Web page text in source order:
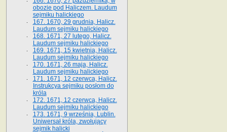
obozie pod Haliczem. Laudum
sejmiku halickiego
167. 1670, 29 grudnia, Halicz.
Laudum sejmiku halickiego
168. 1671, 27 lutego, Halicz.
Laudum sejmiku halickiego
169. 1671, 15 kwietnia, Halicz.
Laudum sejmiku halickiego
170. 1671, 26 maja, Halicz.
Laudum sejmiku halickiego
171. 1671, 12 czerwca, Halicz.
Instrukcya sejmiku posłom do
króla
172. 1671, 12 czerwca, Halicz.
Laudum sejmiku halickiego
173. 1671, 9 września, Lublin.
Uniwersał króla, zwołujący
sejmik halicki